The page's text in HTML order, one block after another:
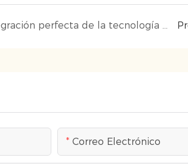
La integración perfecta de la tecnología de cierre innovadora y el embalaje ecológico
Correo Electrónico